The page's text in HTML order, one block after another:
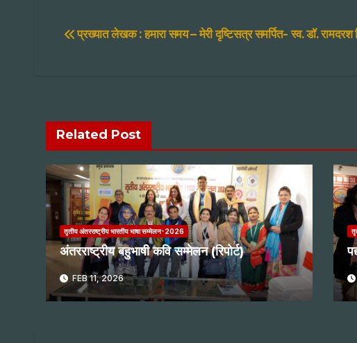
Post
प्रख्यात लेखक : हमारा समय – मेरी दृष्टिसत्र समर्पित- स्व. डॉ. रामदरश
Related Post
तृतीय अंतरराष्ट्रीय भारतीय भाषा सम्मेलन-2026
अंतरराष्ट्रीय बहुभाषी कवि सम्मेलन (रिपोर्ट)
FEB 11, 2026